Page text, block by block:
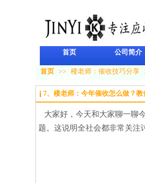
首页 公司简介
首页 >> 楼老师：催收技巧分享
7、楼老师：今年催收怎么做？教
大家好，今天和大家聊一聊
题。这说明全社会都非常关注